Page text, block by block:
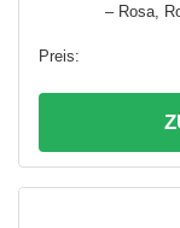
– Rosa,